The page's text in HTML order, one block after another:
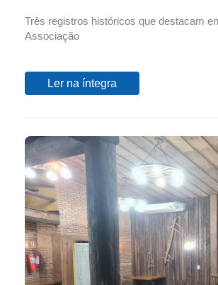
Três registros históricos que destacam
Associação
Ler na íntegra